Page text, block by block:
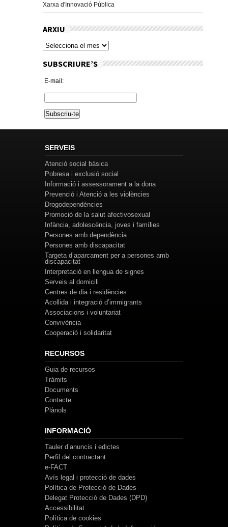
Xarxa d'Innovació Pública
ARXIU
SUBSCRIURE’S
E-mail:
SERVEIS
Atenció social bàsica
Pobresa i exclusió social
Informació i assessorament a la dona
Prevenció i Atenció a les violències
Drogodependències
Promoció de la salut afectivosexual
Infància, adolescència, joves i famílies
Persones amb dependència
Persones amb discapacitat
Targeta d’aparcament per a persones amb
discapacitat
Interpretació en llengua de signes
Serveis al domicili
Centres de dia i residències
Acollida i integració d’immigrants
Associacions i voluntariat
Convivència
Cooperació i solidaritat
RECURSOS
Guia de recursos
Tràmits
Documents
Contacte
Plànols
INFORMACIÓ
Tauler d’anuncis i edictes
Perfil del contractant
e-FACT
Avís legal i protecció de dades
Política de Protecció de Dades
Delegat Protecció de Dades (DPD)
Accessibilitat
Política de cookies